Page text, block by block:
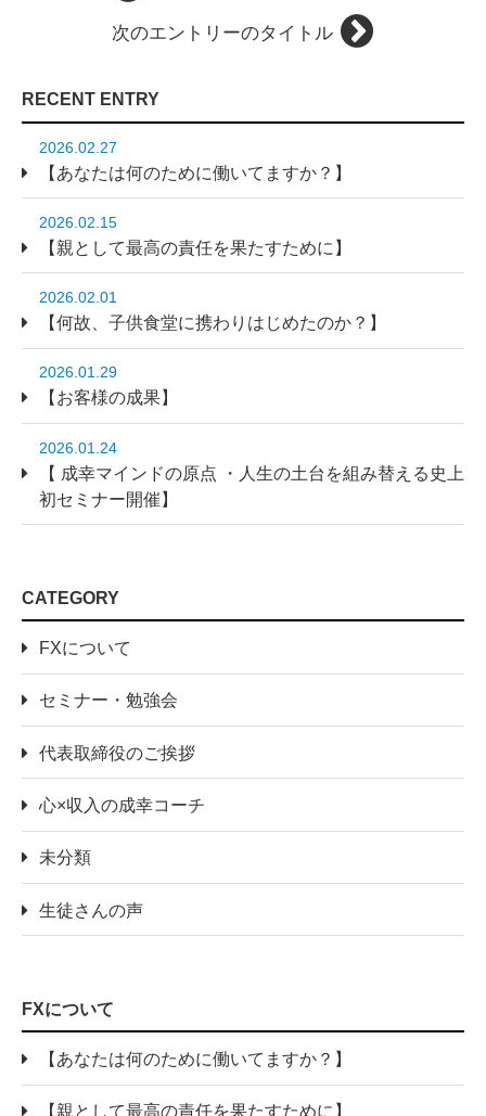
次のエントリーのタイトル
RECENT ENTRY
2026.02.27
【あなたは何のために働いてますか？】
2026.02.15
【親として最高の責任を果たすために】
2026.02.01
【何故、子供食堂に携わりはじめたのか？】
2026.01.29
【お客様の成果】
2026.01.24
【 成幸マインドの原点 ・人生の土台を組み替える史上
初セミナー開催】
CATEGORY
FXについて
セミナー・勉強会
代表取締役のご挨拶
心×収入の成幸コーチ
未分類
生徒さんの声
FXについて
【あなたは何のために働いてますか？】
【親として最高の責任を果たすために】